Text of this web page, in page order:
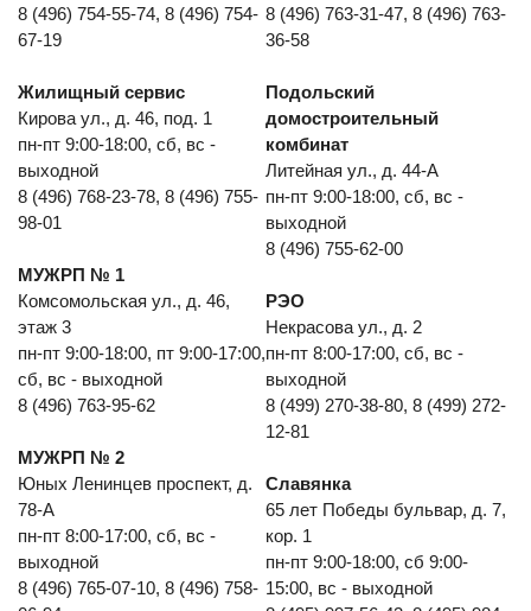
8 (496) 754-55-74, 8 (496) 754-
67-19
Жилищный сервис
Кирова ул., д. 46, под. 1
пн-пт 9:00-18:00, сб, вс -
выходной
8 (496) 768-23-78, 8 (496) 755-
98-01
МУЖРП № 1
Комсомольская ул., д. 46,
этаж 3
пн-пт 9:00-18:00, пт 9:00-17:00,
сб, вс - выходной
8 (496) 763-95-62
МУЖРП № 2
Юных Ленинцев проспект, д.
78-А
пн-пт 8:00-17:00, сб, вс -
выходной
8 (496) 765-07-10, 8 (496) 758-
8 (496) 763-31-47, 8 (496) 763-
36-58
Подольский
домостроительный
комбинат
Литейная ул., д. 44-А
пн-пт 9:00-18:00, сб, вс -
выходной
8 (496) 755-62-00
РЭО
Некрасова ул., д. 2
пн-пт 8:00-17:00, сб, вс -
выходной
8 (499) 270-38-80, 8 (499) 272-
12-81
Славянка
65 лет Победы бульвар, д. 7,
кор. 1
пн-пт 9:00-18:00, сб 9:00-
15:00, вс - выходной